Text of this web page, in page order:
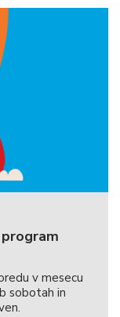
v mesecu
sobotah in